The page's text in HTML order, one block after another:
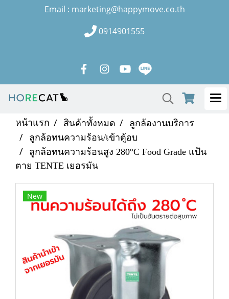
Email : marketing@happymove.co.th
0914901555
หน้าแรก สินค้าทั้งหมด
ลูกล้องานบริการ
ลูกล้อทนความร้อน/เข้าตู้อบ
ลูกล้อทนความร้อนสูง 280°C Food Grade แป้น
ตาย TENTE เยอรมัน
New